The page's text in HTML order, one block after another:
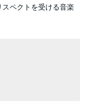
ペクトを受ける音楽